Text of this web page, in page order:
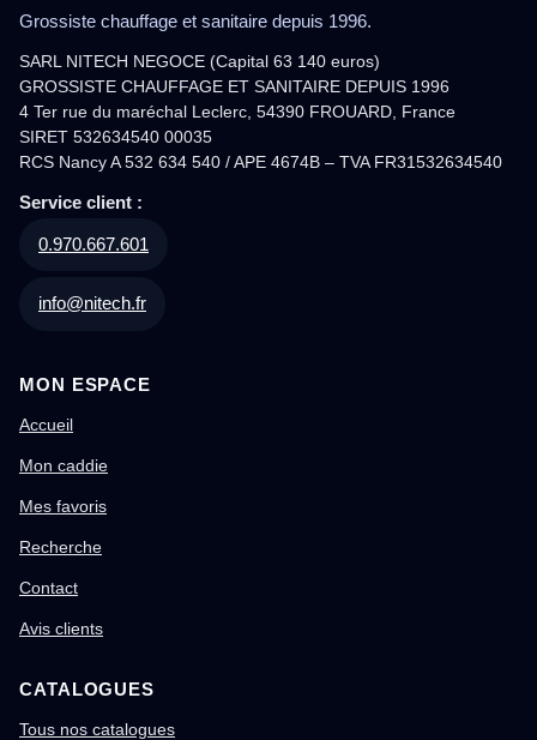
Grossiste chauffage et sanitaire depuis 1996.
SARL NITECH NEGOCE (Capital 63 140 euros)
GROSSISTE CHAUFFAGE ET SANITAIRE DEPUIS 1996
4 Ter rue du maréchal Leclerc, 54390 FROUARD, France
SIRET 532634540 00035
RCS Nancy A 532 634 540 / APE 4674B – TVA FR31532634540
Service client :
0.970.667.601
info@nitech.fr
MON ESPACE
Accueil
Mon caddie
Mes favoris
Recherche
Contact
Avis clients
CATALOGUES
Tous nos catalogues